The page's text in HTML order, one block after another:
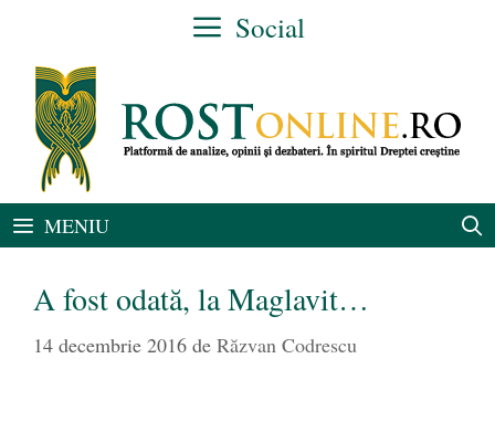
conținut
Social
MENIU
A fost odată, la Maglavit…
14 decembrie 2016 de Răzvan Codrescu